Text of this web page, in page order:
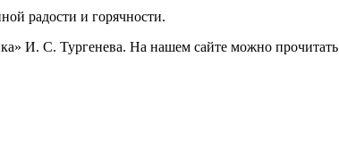
радости и горячности.
И. С. Тургенева. На нашем сайте можно прочитать